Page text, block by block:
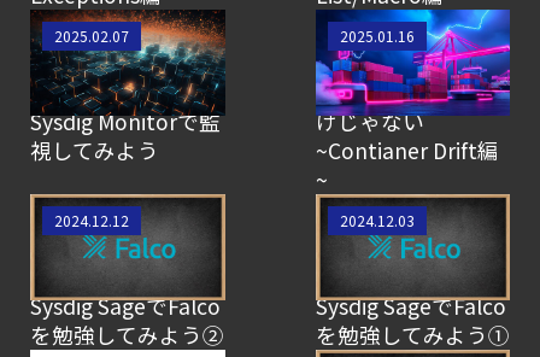
【SCSK技術者によ
るブログ】コンテ
ナの電力消費を
Sysdig Monitorで監
視してみよう
2025.02.07
【SCSK技術者によ
るブログ】Sysdigの
脅威検知はFalcoだ
けじゃない
~Contianer Drift編
~
2025.01.16
【SCSK技術者によ
るブログ】~Falco
初学者に送る~
Sysdig SageでFalco
を勉強してみよう②
2024.12.12
【SCSK技術者によ
るブログ】~Falco
初学者に送る~
Sysdig SageでFalco
を勉強してみよう①
2024.12.03